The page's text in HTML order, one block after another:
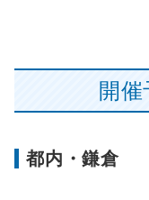
開催
都内・鎌倉